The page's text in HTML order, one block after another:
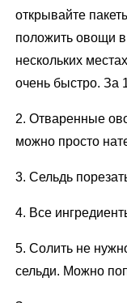
открывайте
положить овощи в
нескольких
очень быстро. За
2. Отваренные
можно просто
3. Сельдь
4. Все
5. Солить не
сельди. Можно